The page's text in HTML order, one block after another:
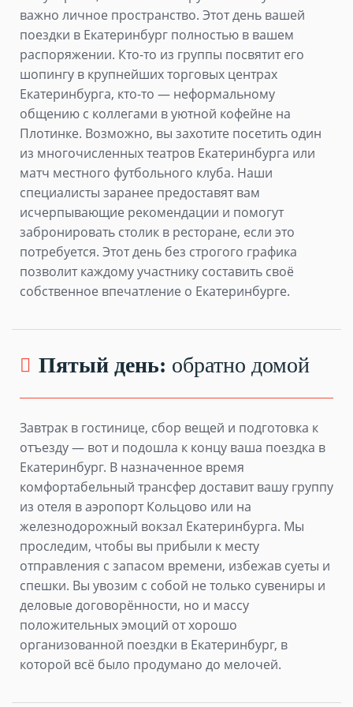
важно личное пространство. Этот день вашей
поездки в Екатеринбург полностью в вашем
распоряжении. Кто-то из группы посвятит его
шопингу в крупнейших торговых центрах
Екатеринбурга, кто-то — неформальному
общению с коллегами в уютной кофейне на
Плотинке. Возможно, вы захотите посетить один
из многочисленных театров Екатеринбурга или
матч местного футбольного клуба. Наши
специалисты заранее предоставят вам
исчерпывающие рекомендации и помогут
забронировать столик в ресторане, если это
потребуется. Этот день без строгого графика
позволит каждому участнику составить своё
собственное впечатление о Екатеринбурге.
Пятый день: обратно домой
Завтрак в гостинице, сбор вещей и подготовка к
отъезду — вот и подошла к концу ваша поездка в
Екатеринбург. В назначенное время
комфортабельный трансфер доставит вашу группу
из отеля в аэропорт Кольцово или на
железнодорожный вокзал Екатеринбурга. Мы
проследим, чтобы вы прибыли к месту
отправления с запасом времени, избежав суеты и
спешки. Вы увозим с собой не только сувениры и
деловые договорённости, но и массу
положительных эмоций от хорошо
организованной поездки в Екатеринбург, в
которой всё было продумано до мелочей.